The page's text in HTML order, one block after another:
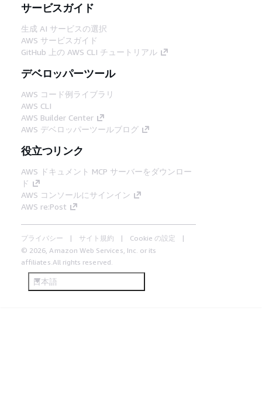
サービスガイド
生成 AI サービスの選択
AWS サービスガイド
GitHub 上の AWS CLI チュートリアル
デベロッパーツール
AWS コード例ライブラリ
AWS CLI
AWS Builder Center
AWS デベロッパーツールブログ
役立つリンク
AWS ドキュメント MCP サーバーをダウンロー
ド
AWS コンソールにサインイン
AWS re:Post
プライバシー サイト規約
Cookie の設定
© 2026, Amazon Web Services, Inc. or its
affiliates.All rights reserved.
日本語